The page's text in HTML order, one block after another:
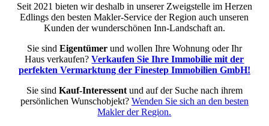
Seit 2021 bieten wir deshalb in unserer Zweigstelle im Herzen
Edlings den besten Makler-Service der Region auch unseren
Kunden der wunderschönen Inn-Landschaft an.
Sie sind Eigentümer und wollen Ihre Wohnung oder Ihr
Haus verkaufen?Verkaufen Sie Ihre Immobilie mit der
perfekten Vermarktung der Finestep Immobilien GmbH!
Sie sind Kauf-Interessent und auf der Suche nach ihrem
persönlichen Wunschobjekt? Wenden Sie sich an den besten
Makler der Region.